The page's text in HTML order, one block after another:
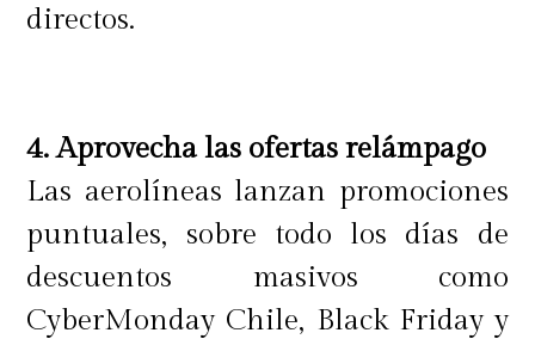
experto en viaje sugiere trasladarse
con juguetes o elementos que
permitan la distracción de los
menores, para poder evitar un estrés
adicional.
directos.
4. Aprovecha las ofertas relámpago
Las aerolíneas lanzan promociones
puntuales, sobre todo los días de
descuentos masivos como
CyberMonday Chile, Black Friday y